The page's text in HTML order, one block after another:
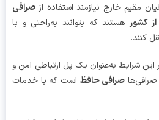
خارج نیازمند استفاده ازصرافی
هستند که بتوانند به‌راحتی و با
به‌عنوان یک پل ارتباطی امن و
صرافی حافظاست که با خدمات